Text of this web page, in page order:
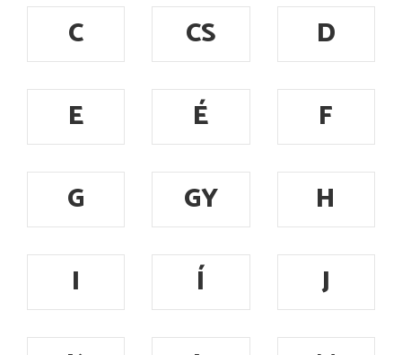
C
CS
D
E
É
F
G
GY
H
I
Í
J